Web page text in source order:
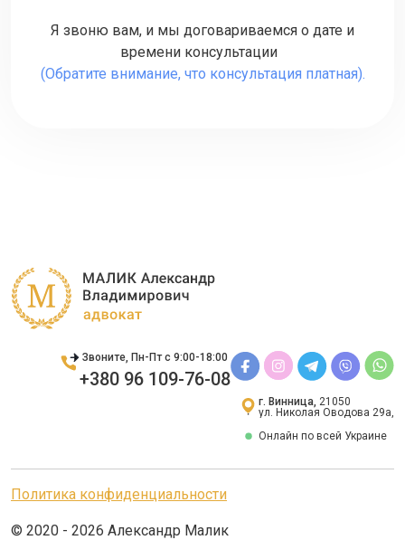
Я звоню вам, и мы договариваемся о дате и
времени консультации
(Обратите внимание, что консультация платная).
Звоните, Пн-Пт с 9:00-18:00
+380 96 109-76-08
г. Винница, 21050
ул. Николая Оводова 29а,
Онлайн по всей Украине
Политика конфиденциальности
© 2020 - 2026 Александр Малик